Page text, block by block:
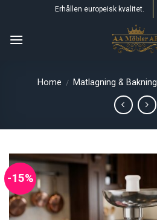
content
Erhållen europeisk kvalitet.
Home / Matlagning & Bakning
-15%